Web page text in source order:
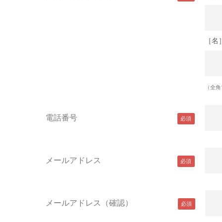
［名］
（全
電話番号
メールアドレス
メールアドレス（確認）